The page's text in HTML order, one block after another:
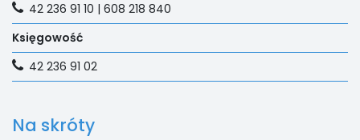
Na skróty
42 236 91 10 | 608 218 840
Księgowość
42 236 91 02